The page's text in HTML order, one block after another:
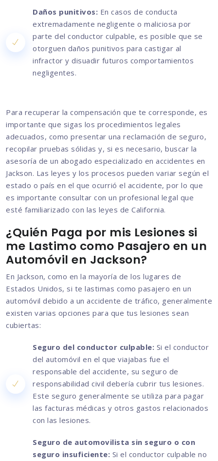
Daños punitivos: En casos de conducta
extremadamente negligente o maliciosa por
parte del conductor culpable, es posible que se
otorguen daños punitivos para castigar al
infractor y disuadir futuros comportamientos
negligentes.
Para recuperar la compensación que te corresponde, es
importante que sigas los procedimientos legales
adecuados, como presentar una reclamación de seguro,
recopilar pruebas sólidas y, si es necesario, buscar la
asesoría de un abogado especializado en accidentes en
Jackson. Las leyes y los procesos pueden variar según el
estado o país en el que ocurrió el accidente, por lo que
es importante consultar con un profesional legal que
esté familiarizado con las leyes de California.
¿Quién Paga por mis Lesiones si
me Lastimo como Pasajero en un
Automóvil en Jackson?
En Jackson, como en la mayoría de los lugares de
Estados Unidos, si te lastimas como pasajero en un
automóvil debido a un accidente de tráfico, generalmente
existen varias opciones para que tus lesiones sean
cubiertas:
Seguro del conductor culpable: Si el conductor
del automóvil en el que viajabas fue el
responsable del accidente, su seguro de
responsabilidad civil debería cubrir tus lesiones.
Este seguro generalmente se utiliza para pagar
las facturas médicas y otros gastos relacionados
con las lesiones.
Seguro de automovilista sin seguro o con
seguro insuficiente: Si el conductor culpable no